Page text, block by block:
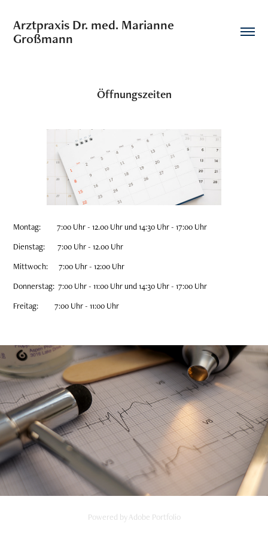
Arztpraxis Dr. med. Marianne
Großmann
Öffnungszeiten
Montag: 7:00 Uhr - 12.00 Uhr und 14:30 Uhr - 17:00 Uhr
Dienstag: 7:00 Uhr - 12.00 Uhr
Mittwoch: 7:00 Uhr - 12:00 Uhr
Donnerstag: 7:00 Uhr - 11:00 Uhr und 14:30 Uhr - 17:00 Uhr
Freitag: 7:00 Uhr - 11:00 Uhr
Praxisabläufe
Powered by Adobe Portfolio